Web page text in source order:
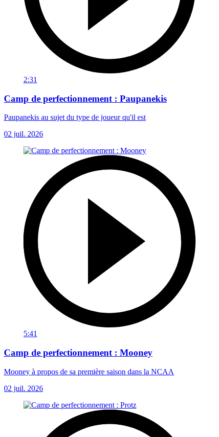
2:31
Camp de perfectionnement : Paupanekis
Paupanekis au sujet du type de joueur qu'il est
02 juil. 2026
5:41
Camp de perfectionnement : Mooney
Mooney à propos de sa première saison dans la NCAA
02 juil. 2026